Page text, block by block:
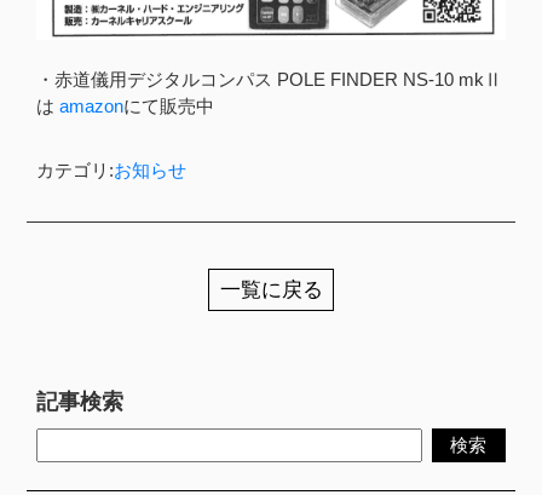
・赤道儀用デジタルコンパス POLE FINDER NS-10 mkⅡ
はamazonにて販売中
カテゴリ:お知らせ
一覧に戻る
記事検索